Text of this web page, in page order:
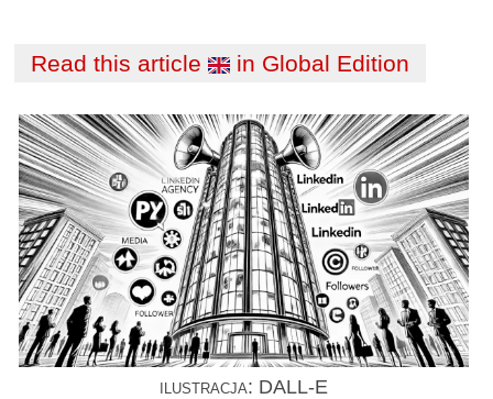
Read this article in Global Edition
ilustracja: DALL-E